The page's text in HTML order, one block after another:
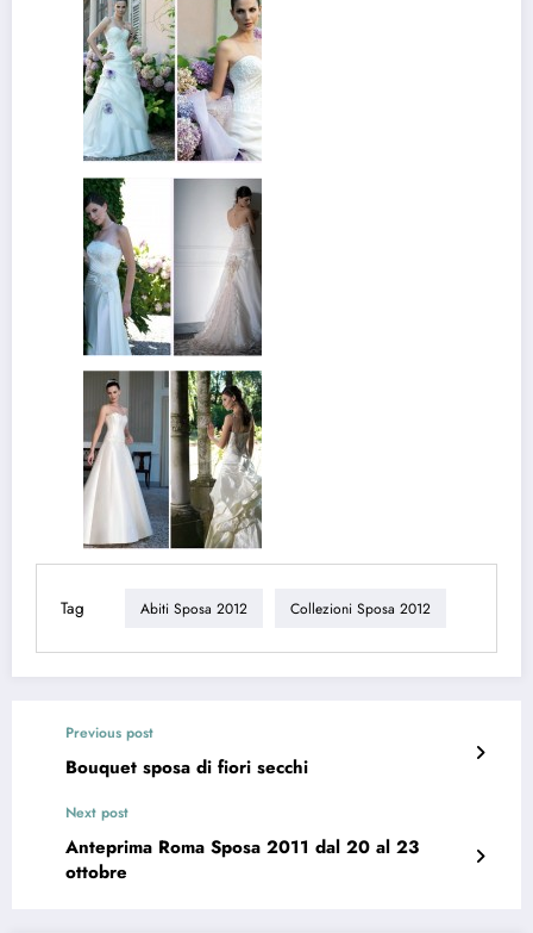
Tag Abiti Sposa 2012 Collezioni Sposa 2012
Previous post
Bouquet sposa di fiori secchi
Next post
Anteprima Roma Sposa 2011 dal 20 al 23
ottobre